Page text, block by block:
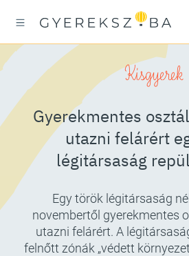
Kisgyerek
Gyerekmentes
utazni felárért
légitársaság
Egy török légitársaság
novembertől gyerekmentes
utazni felárért. A
felnőtt zónák „védett